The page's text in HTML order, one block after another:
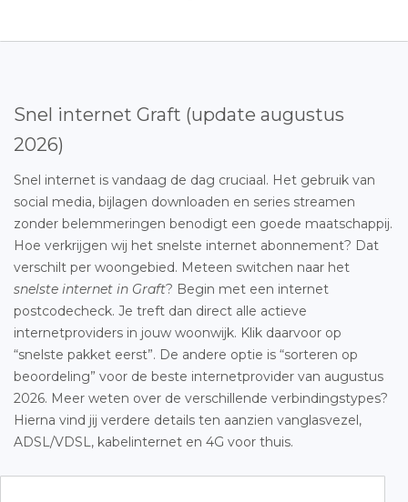
Snel internet Graft (update augustus
2026)
Snel internet is vandaag de dag cruciaal. Het gebruik van
social media, bijlagen downloaden en series streamen
zonder belemmeringen benodigt een goede maatschappij.
Hoe verkrijgen wij het snelste internet abonnement? Dat
verschilt per woongebied. Meteen switchen naar het
snelste internet in Graft? Begin met een internet
postcodecheck. Je treft dan direct alle actieve
internetproviders in jouw woonwijk. Klik daarvoor op
“snelste pakket eerst”. De andere optie is “sorteren op
beoordeling” voor de beste internetprovider van augustus
2026. Meer weten over de verschillende verbindingstypes?
Hierna vind jij verdere details ten aanzien vanglasvezel,
ADSL/VDSL, kabelinternet en 4G voor thuis.